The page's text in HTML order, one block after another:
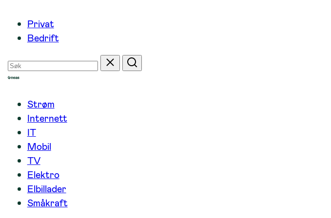
innhold
Privat
Bedrift
Søk
etter
Tilbakestill
Søk
Strøm
Internett
IT
Mobil
TV
Elektro
Elbillader
Småkraft